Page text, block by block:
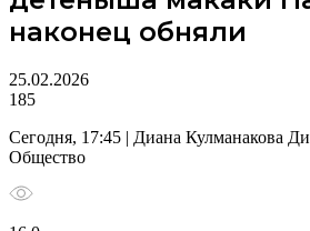
наконец обняли
25.02.2026
185
Сегодня, 17:45 | Диана Кулманакова
Общество